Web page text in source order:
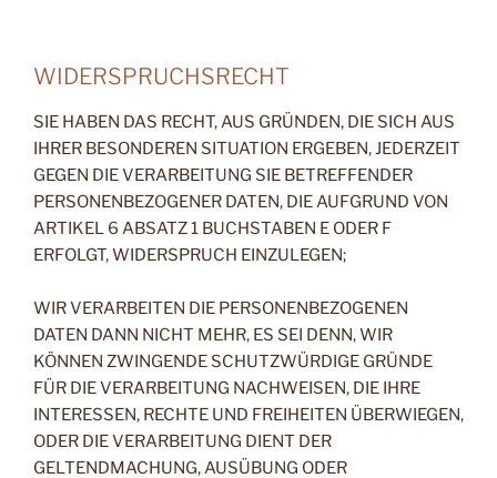
WIDERSPRUCHSRECHT
SIE HABEN DAS RECHT, AUS GRÜNDEN, DIE SICH AUS
IHRER BESONDEREN SITUATION ERGEBEN, JEDERZEIT
GEGEN DIE VERARBEITUNG SIE BETREFFENDER
PERSONENBEZOGENER DATEN, DIE AUFGRUND VON
ARTIKEL 6 ABSATZ 1 BUCHSTABEN E ODER F
ERFOLGT, WIDERSPRUCH EINZULEGEN;
WIR VERARBEITEN DIE PERSONENBEZOGENEN
DATEN DANN NICHT MEHR, ES SEI DENN, WIR
KÖNNEN ZWINGENDE SCHUTZWÜRDIGE GRÜNDE
FÜR DIE VERARBEITUNG NACHWEISEN, DIE IHRE
INTERESSEN, RECHTE UND FREIHEITEN ÜBERWIEGEN,
ODER DIE VERARBEITUNG DIENT DER
GELTENDMACHUNG, AUSÜBUNG ODER